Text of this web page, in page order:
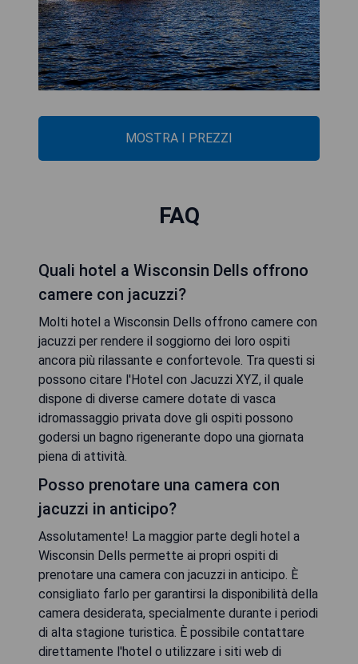
MOSTRA I PREZZI
FAQ
Quali hotel a Wisconsin Dells offrono
camere con jacuzzi?
Molti hotel a Wisconsin Dells offrono camere con
jacuzzi per rendere il soggiorno dei loro ospiti
ancora più rilassante e confortevole. Tra questi si
possono citare l'Hotel con Jacuzzi XYZ, il quale
dispone di diverse camere dotate di vasca
idromassaggio privata dove gli ospiti possono
godersi un bagno rigenerante dopo una giornata
piena di attività.
Posso prenotare una camera con
jacuzzi in anticipo?
Assolutamente! La maggior parte degli hotel a
Wisconsin Dells permette ai propri ospiti di
prenotare una camera con jacuzzi in anticipo. È
consigliato farlo per garantirsi la disponibilità della
camera desiderata, specialmente durante i periodi
di alta stagione turistica. È possibile contattare
direttamente l'hotel o utilizzare i siti web di